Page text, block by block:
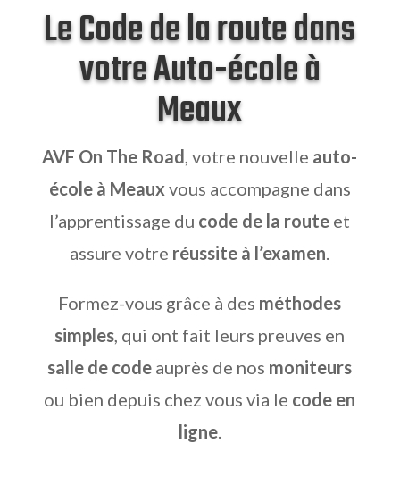
Le Code de la route dans
votre Auto-école à
Meaux
AVF On The Road , votre nouvelle auto-
école à Meaux vous accompagne dans
l’apprentissage du code de la route et
assure votre réussite à l’examen
Formez-vous grâce à des méthodes
simples , qui ont fait leurs preuves en
salle de code auprès de nos moniteurs
ou bien depuis chez vous via le code en
ligne.